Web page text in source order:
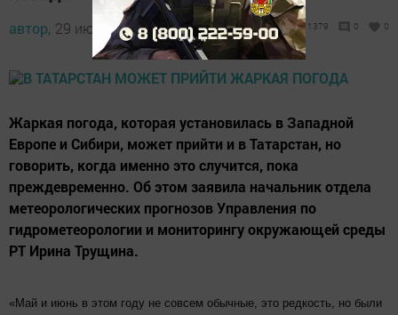
автор, 29 июня 2017 - 06:55 1379 0 0
Жаркая погода, которая установилась в Западной
Европе и Сибири, может прийти и в Татарстан, но
говорить, когда именно это случится, пока
преждевременно. Об этом заявила начальник отдела
метеорологических прогнозов Управления по
гидрометеорологии и мониторингу окружающей среды
РТ Ирина Трущина.
«Май и июнь в этом году не совсем обычные, это редкость, но были